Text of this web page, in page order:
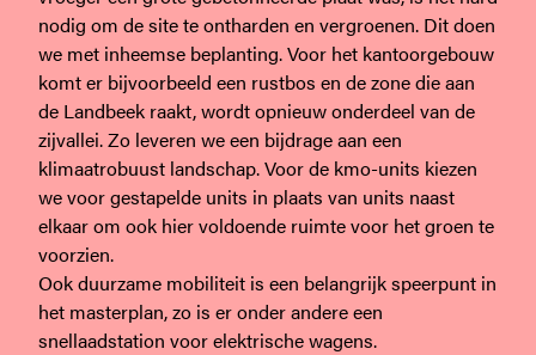
nodig om de site te ontharden en vergroenen. Dit doen
we met inheemse beplanting. Voor het kantoorgebouw
komt er bijvoorbeeld een rustbos en de zone die aan
de Landbeek raakt, wordt opnieuw onderdeel van de
zijvallei. Zo leveren we een bijdrage aan een
klimaatrobuust landschap. Voor de kmo-units kiezen
we voor gestapelde units in plaats van units naast
elkaar om ook hier voldoende ruimte voor het groen te
voorzien.
Ook duurzame mobiliteit is een belangrijk speerpunt in
het masterplan, zo is er onder andere een
snellaadstation voor elektrische wagens.